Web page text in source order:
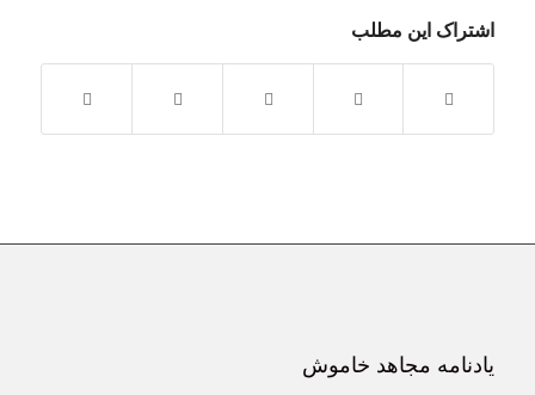
اشتراک این مطلب
یادنامه مجاهد خاموش